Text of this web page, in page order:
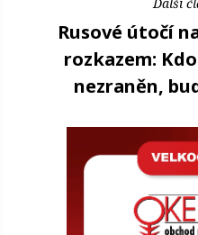
Další
Rusové útočí
rozkazem:
nezraněn,